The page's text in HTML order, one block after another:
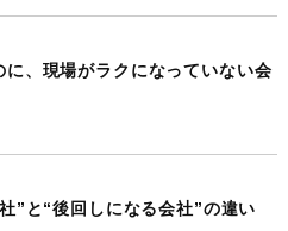
に、現場がラクになっていない会
”と“後回しになる会社”の違い